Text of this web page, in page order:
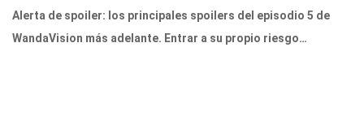
Alerta de spoiler: los principales spoilers del episodio 5 de
WandaVision más adelante. Entrar a su propio riesgo…